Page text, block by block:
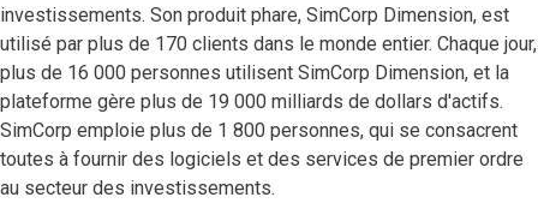
investissements. Son produit phare, SimCorp Dimension, est
utilisé par plus de 170 clients dans le monde entier. Chaque jour,
plus de 16 000 personnes utilisent SimCorp Dimension, et la
plateforme gère plus de 19 000 milliards de dollars d'actifs.
SimCorp emploie plus de 1 800 personnes, qui se consacrent
toutes à fournir des logiciels et des services de premier ordre
au secteur des investissements.